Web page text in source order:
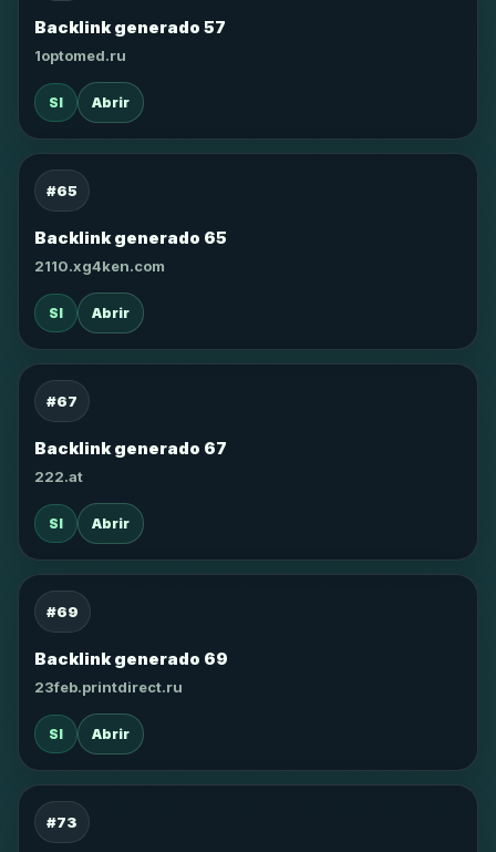
Backlink generado 57
1optomed.ru
SI Abrir
#65
Backlink generado 65
2110.xg4ken.com
SI Abrir
#67
Backlink generado 67
222.at
SI Abrir
#69
Backlink generado 69
23feb.printdirect.ru
SI Abrir
#73